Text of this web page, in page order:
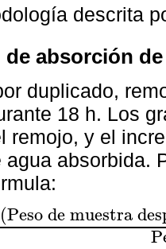
descrita
de absorción
duplicado,
18 h. Los
remojo, y el
agua absorbida.
(Peso de muestra des
P
stra después del remojo-Peso i